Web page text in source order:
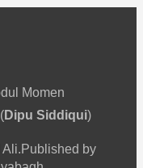
Momen
Dipu Siddiqui)
Ali.Published by